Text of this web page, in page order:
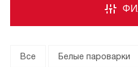
Все Белые пароварки